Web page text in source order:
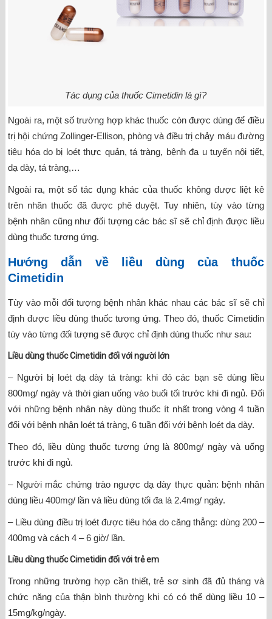
Tác dụng của thuốc Cimetidin là gì?
Ngoài ra, một số trường hợp khác thuốc còn được dùng để điều
trị hội chứng Zollinger-Ellison, phòng và điều trị chảy máu đường
tiêu hóa do bị loét thực quản, tá tràng, bệnh đa u tuyến nội tiết,
dạ dày, tá tràng,…
Ngoài ra, một số tác dụng khác của thuốc không được liệt kê
trên nhãn thuốc đã được phê duyệt. Tuy nhiên, tùy vào từng
bệnh nhân cũng như đối tượng các bác sĩ sẽ chỉ định được liều
dùng thuốc tương ứng.
Hướng dẫn về liều dùng của thuốc
Cimetidin
Tùy vào mỗi đối tượng bệnh nhân khác nhau các bác sĩ sẽ chỉ
định được liều dùng thuốc tương ứng. Theo đó, thuốc Cimetidin
tùy vào từng đối tượng sẽ được chỉ định dùng thuốc như sau:
Liều dùng thuốc Cimetidin đối với người lớn
– Người bị loét dạ dày tá tràng: khi đó các bạn sẽ dùng liều
800mg/ ngày và thời gian uống vào buổi tối trước khi đi ngủ. Đối
với những bệnh nhân này dùng thuốc ít nhất trong vòng 4 tuần
đối với bệnh nhân loét tá tràng, 6 tuần đối với bệnh loét dạ dày.
Theo đó, liều dùng thuốc tương ứng là 800mg/ ngày và uống
trước khi đi ngủ.
– Người mắc chứng trào ngược dạ dày thực quản: bệnh nhân
dùng liều 400mg/ lần và liều dùng tối đa là 2.4mg/ ngày.
– Liều dùng điều trị loét được tiêu hóa do căng thẳng: dùng 200 –
400mg và cách 4 – 6 giờ/ lần.
Liều dùng thuốc Cimetidin đối với trẻ em
Trong những trường hợp cần thiết, trẻ sơ sinh đã đủ tháng và
chức năng của thận bình thường khi có có thể dùng liều 10 –
15mg/kg/ngày.